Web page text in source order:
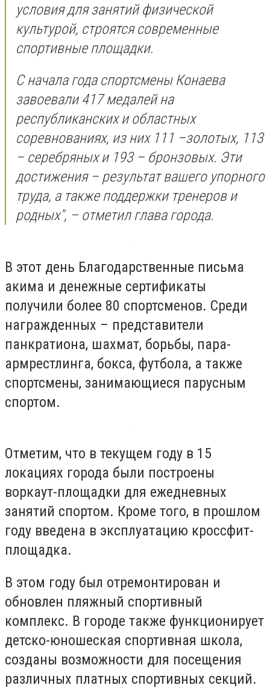
условия для занятий физической
культурой, строятся современные
спортивные площадки.
С начала года спортсмены Конаева
завоевали 417 медалей на
республиканских и областных
соревнованиях, из них 111 –золотых, 113
– серебряных и 193 – бронзовых. Эти
достижения – результат вашего упорного
труда, а также поддержки тренеров и
родных", – отметил глава города.
В этот день Благодарственные письма
акима и денежные сертификаты
получили более 80 спортсменов. Среди
награжденных – представители
панкратиона, шахмат, борьбы, пара-
армрестлинга, бокса, футбола, а также
спортсмены, занимающиеся парусным
спортом.
Отметим, что в текущем году в 15
локациях города были построены
воркаут-площадки для ежедневных
занятий спортом. Кроме того, в прошлом
году введена в эксплуатацию кроссфит-
площадка.
В этом году был отремонтирован и
обновлен пляжный спортивный
комплекс. В городе также функционирует
детско-юношеская спортивная школа,
созданы возможности для посещения
различных платных спортивных секций.